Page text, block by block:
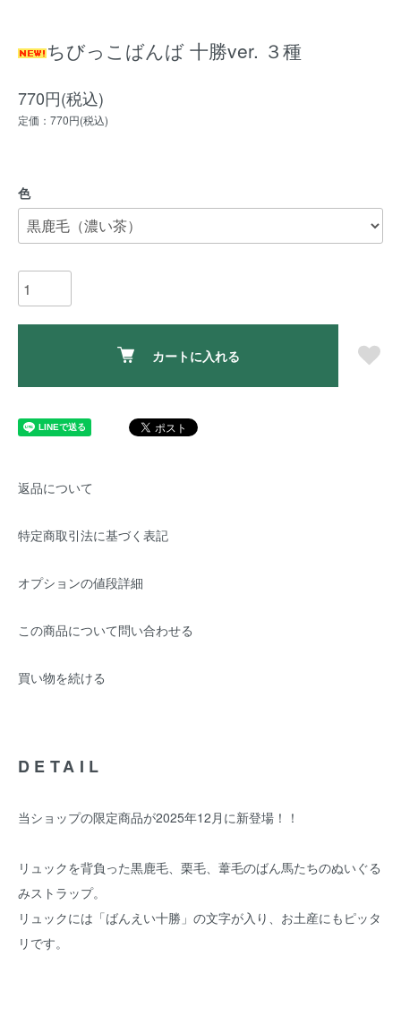
ちびっこばんば 十勝ver. ３種
770円(税込)
定価：770円(税込)
色
カートに入れる
返品について
特定商取引法に基づく表記
オプションの値段詳細
この商品について問い合わせる
買い物を続ける
DETAIL
当ショップの限定商品が2025年12月に新登場！！
リュックを背負った黒鹿毛、栗毛、葦毛のばん馬たちのぬいぐる
みストラップ。
リュックには「ばんえい十勝」の文字が入り、お土産にもピッタ
リです。